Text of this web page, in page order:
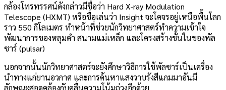
กล้องโทรทรรศน์ดังกล่าวมีชื่อว่า Hard X-ray Modulation
Telescope (HXMT) หรือชื่อเล่นว่า Insight จะโคจรอยู่เหนือพื้นโลก
ราว 550 กิโลเมตร ทำหน้าที่ช่วยนักวิทยาศาสตร์ทำความเข้าใจ
พัฒนาการของหลุมดำ สนามแม่เหล็ก และโครงสร้างชั้นในของพัล
ซาร์ (pulsar)
นอกจากนั้นนักวิทยาศาสตร์จะยังศึกษาวิธีการใช้พัลซาร์เป็นเครื่อง
นำทางแก่ยานอวกาศ และการค้นหาแสงวาบรังสีแกมมาอันมี
ลักษณะสอดคล้องกับคลื่นความโน้มถ่วงอีกด้วย